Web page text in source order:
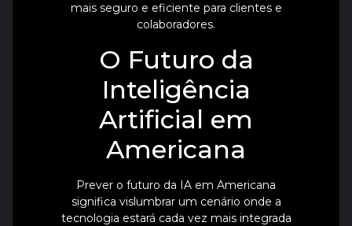
mais seguro e eficiente para clientes e
colaboradores.
O Futuro da
Inteligência
Artificial em
Americana
Prever o futuro da IA em Americana
significa vislumbrar um cenário onde a
tecnologia estará cada vez mais integrada